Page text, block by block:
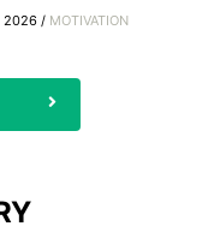
2026 / MOTIVATION